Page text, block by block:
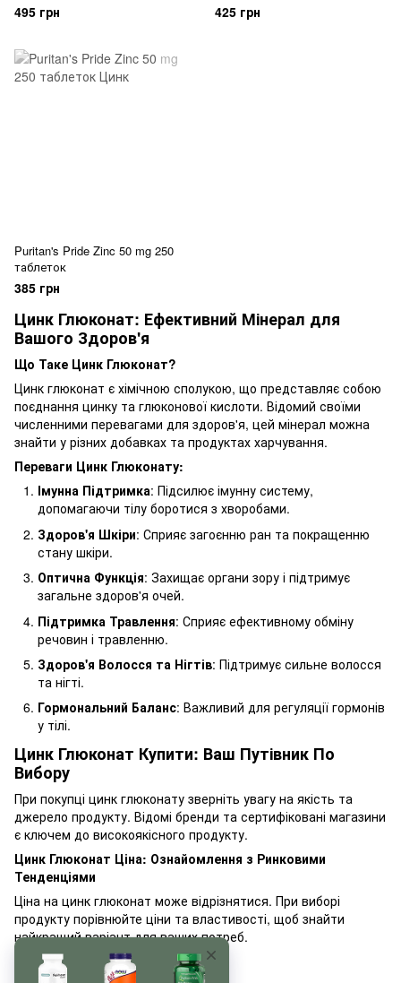
495 грн 425 грн
Puritan's Pride Zinc 50 mg 250
таблеток
385 грн
Цинк Глюконат: Ефективний Мінерал для
Вашого Здоров'я
Що Таке Цинк Глюконат?
Цинк глюконат є хімічною сполукою, що представляє собою
поєднання цинку та глюконової кислоти. Відомий своїми
численними перевагами для здоров'я, цей мінерал можна
знайти у різних добавках та продуктах харчування.
Переваги Цинк Глюконату:
Імунна Підтримка: Підсилює імунну систему,
допомагаючи тілу боротися з хворобами.
Здоров'я Шкіри: Сприяє загоєнню ран та покращенню
стану шкіри.
Оптична Функція: Захищає органи зору і підтримує
загальне здоров'я очей.
Підтримка Травлення: Сприяє ефективному обміну
речовин і травленню.
Здоров'я Волосся та Нігтів: Підтримує сильне волосся
та нігті.
Гормональний Баланс: Важливий для регуляції гормонів
у тілі.
Цинк Глюконат Купити: Ваш Путівник По
Вибору
При покупці цинк глюконату зверніть увагу на якість та
джерело продукту. Відомі бренди та сертифіковані магазини
є ключем до високоякісного продукту.
Цинк Глюконат Ціна: Ознайомлення з Ринковими
Тенденціями
Ціна на цинк глюконат може відрізнятися. При виборі
продукту порівнюйте ціни та властивості, щоб знайти
найкращий варіант для ваших потреб.
Заключення